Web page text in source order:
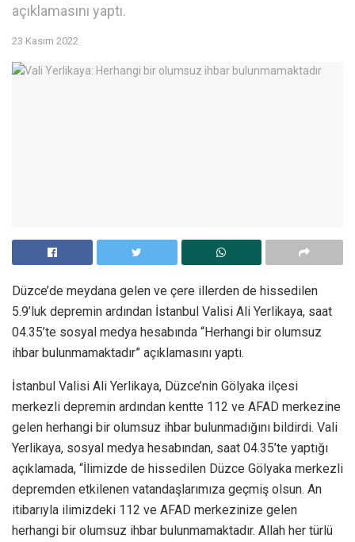
açıklamasını yaptı.
23 Kasım 2022
Düzce’de meydana gelen ve çere illerden de hissedilen
5.9’luk depremin ardından İstanbul Valisi Ali Yerlikaya, saat
04.35’te sosyal medya hesabında “Herhangi bir olumsuz
ihbar bulunmamaktadır” açıklamasını yaptı.
İstanbul Valisi Ali Yerlikaya, Düzce’nin Gölyaka ilçesi
merkezli depremin ardından kentte 112 ve AFAD merkezine
gelen herhangi bir olumsuz ihbar bulunmadığını bildirdi. Vali
Yerlikaya, sosyal medya hesabından, saat 04.35’te yaptığı
açıklamada, “İlimizde de hissedilen Düzce Gölyaka merkezli
depremden etkilenen vatandaşlarımıza geçmiş olsun. An
itibarıyla ilimizdeki 112 ve AFAD merkezinize gelen
herhangi bir olumsuz ihbar bulunmamaktadır. Allah her türlü